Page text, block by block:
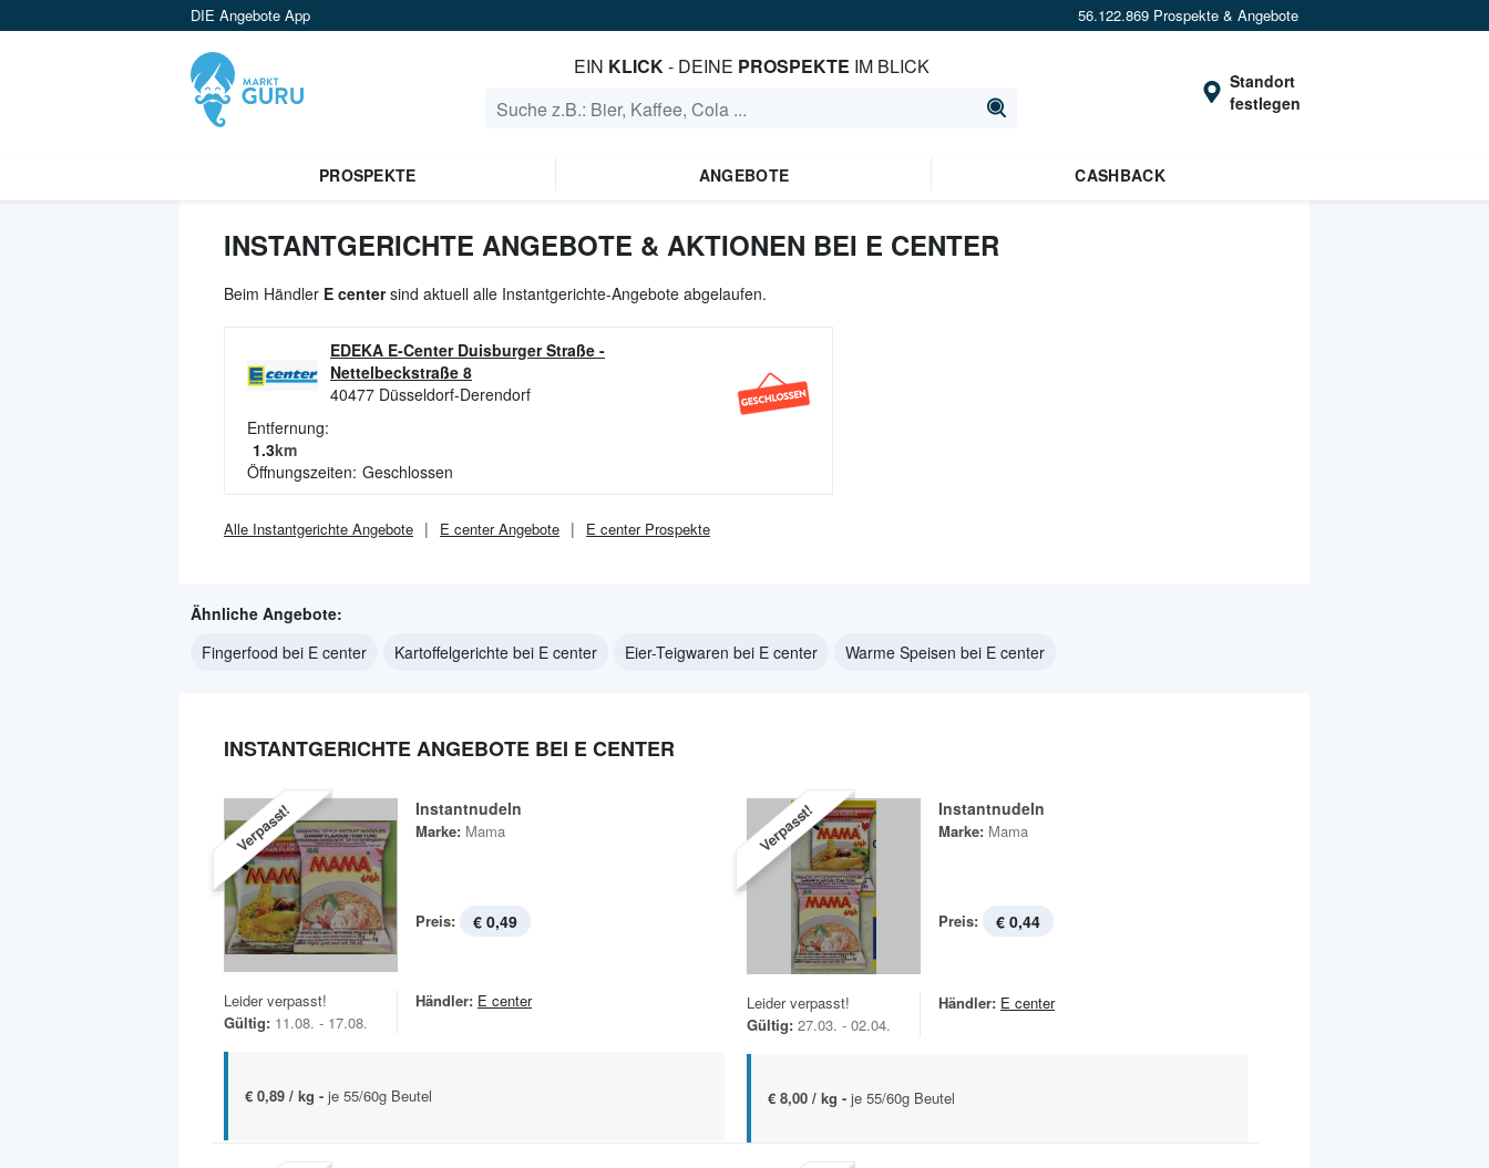
DIE Angebote App 56.122.869 Prospekte & Angebote
EIN KLICK- DEINE PROSPEKTE IM BLICK
Standort
festlegen
PROSPEKTE ANGEBOTE CASHBACK
INSTANTGERICHTE ANGEBOTE & AKTIONEN BEI E CENTER
Beim Händler E centersind aktuell alle Instantgerichte-Angebote abgelaufen.
EDEKA E-Center Duisburger Straße -
Nettelbeckstraße 8
40477 Düsseldorf-Derendorf
Entfernung:
1.3km
Öffnungszeiten: Geschlossen
Alle Instantgerichte Angebote E centerAngebote E centerProspekte
Ähnliche Angebote:
Fingerfood bei E center
Kartoffelgerichte bei E center Eier-Teigwaren bei E center Warme Speisen bei E center
INSTANTGERICHTE ANGEBOTE BEI E CENTER
Verpasst! Instantnudeln
Marke: Mama
Preis: € 0,49
Leider verpasst!
Gültig: 11.08. - 17.08.
Händler: E center
€ 0,89 / kg - je 55/60g Beutel
Verpasst! Instantnudeln
Marke: Mama
Preis: € 0,44
Leider verpasst!
Gültig: 27.03. - 02.04.
Händler: E center
€ 8,00 / kg - je 55/60g Beutel